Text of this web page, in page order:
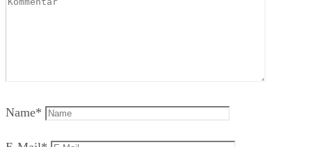
Name*